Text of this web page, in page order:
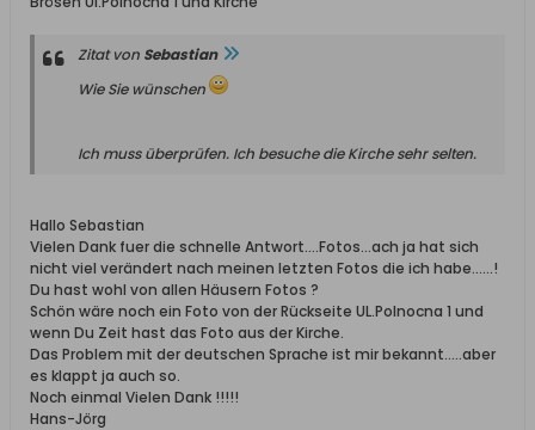
Zitat von Sebastian
Wie Sie wünschen
Ich muss überprüfen. Ich besuche die Kirche sehr selten.
Hallo Sebastian
Vielen Dank fuer die schnelle Antwort….Fotos…ach ja hat sich
nicht viel verändert nach meinen letzten Fotos die ich habe……!
Du hast wohl von allen Häusern Fotos ?
Schön wäre noch ein Foto von der Rückseite UL.Polnocna 1 und
wenn Du Zeit hast das Foto aus der Kirche.
Das Problem mit der deutschen Sprache ist mir bekannt…..aber
es klappt ja auch so.
Noch einmal Vielen Dank !!!!!
Hans-Jörg